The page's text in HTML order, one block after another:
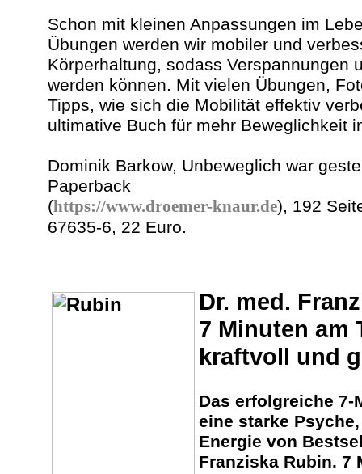
Schon mit kleinen Anpassungen im
Übungen werden wir mobiler und
Körperhaltung, sodass Verspannungen
werden können. Mit vielen Übungen,
Tipps, wie sich die Mobilität effektiv
ultimative Buch für mehr Beweglichkeit
Dominik Barkow, Unbeweglich war
Paperback
(https://www.droemer-knaur.de), 192
67635-6, 22 Euro.
Dr. med.
7 Minuten am
kraftvoll und
Das erfolgreiche 7-
eine starke
Energie von
Franziska Rubin. 7